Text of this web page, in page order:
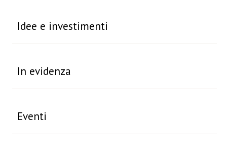
Idee e investimenti
In evidenza
Eventi